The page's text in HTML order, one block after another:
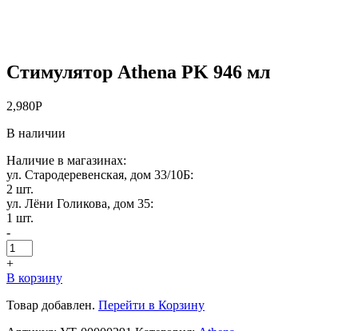
Стимулятор Athena PK 946 мл
2,980Р
В наличии
Наличие в магазинах:
ул. Стародеревенская, дом 33/10Б:
2 шт.
ул. Лёни Голикова, дом 35:
1 шт.
-
+
В корзину
Товар добавлен. Перейти в Корзину